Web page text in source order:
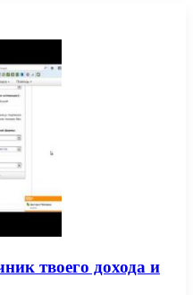
твоего дохода и